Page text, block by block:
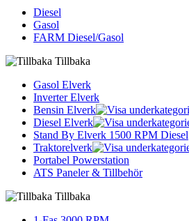
Diesel
Gasol
FARM Diesel/Gasol
Tillbaka
Gasol Elverk
Inverter Elverk
Bensin Elverk
Diesel Elverk
Stand By Elverk 1500 RPM Diesel
Traktorelverk
Portabel Powerstation
ATS Paneler & Tillbehör
Tillbaka